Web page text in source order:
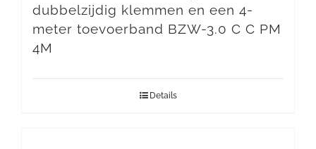
dubbelzijdig klemmen en een 4-
meter toevoerband BZW-3.0 C C PM
4M
Details